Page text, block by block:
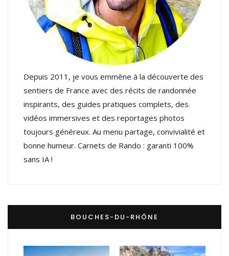
Depuis 2011, je vous emmène à la découverte des
sentiers de France avec des récits de randonnée
inspirants, des guides pratiques complets, des
vidéos immersives et des reportages photos
toujours généreux. Au menu partage, convivialité et
bonne humeur. Carnets de Rando : garanti 100%
sans IA !
BOUCHES-DU-RHÔNE